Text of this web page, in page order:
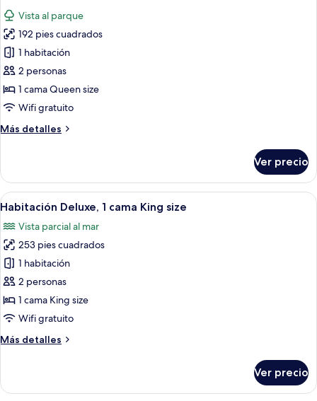
las
fotos
de
Habitación
estándar
Vista al parque
192 pies cuadrados
1 habitación
2 personas
1 cama Queen size
Wifi gratuito
Más detalles
Más
estándar
Ver precio
Abrir
todas
las
fotos
de
Habitación
Deluxe,
1
King
Una cama con dosel, cabecera
1
Habitación Deluxe, 1 cama King size
Vista parcial al mar
253 pies cuadrados
1 habitación
2 personas
1 cama King size
Wifi gratuito
Más detalles
Más
Deluxe,
Ver precio